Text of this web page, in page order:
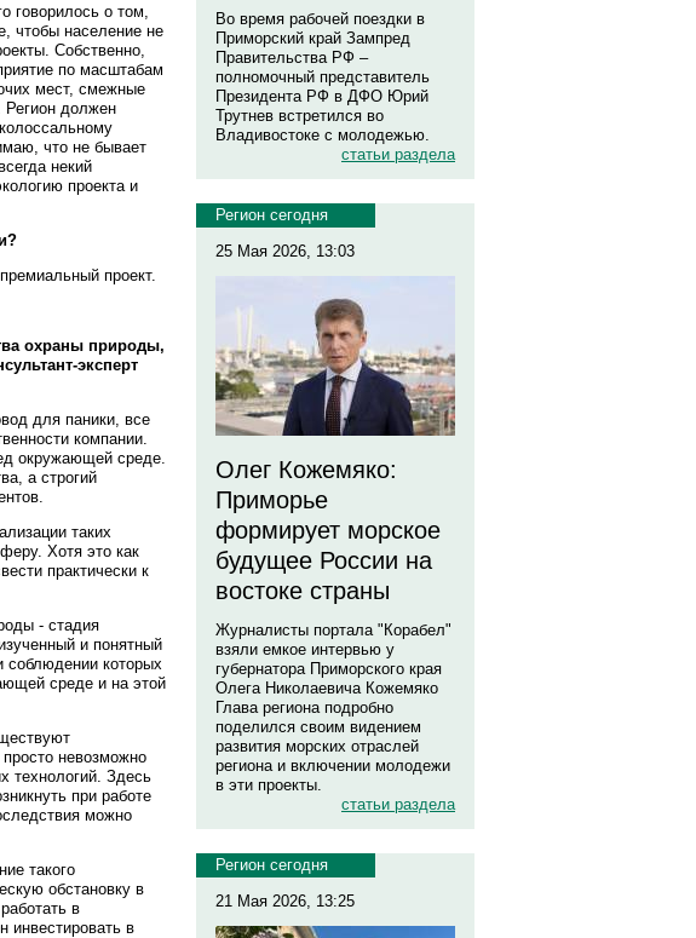
говорилось о том,
чтобы население не
Собственно,
по масштабам
мест, смежные
Регион должен
что не бывает
некий
проекта и
проект.
охраны природы,
эксперт
для паники, все
компании.
окружающей среде.
а строгий
таких
Хотя это как
практически к
- стадия
и понятный
соблюдении которых
среде и на этой
невозможно
технологий. Здесь
при работе
можно
такого
обстановку в
в
инвестировать в
Во время рабочей поездки в
Приморский край Зампред
Правительства РФ –
полномочный представитель
Президента РФ в ДФО Юрий
Трутнев встретился во
Владивостоке с молодежью.
статьи раздела
Регион сегодня
25 Мая 2026, 13:03
Олег Кожемяко:
Приморье
формирует морское
будущее России на
востоке страны
Журналисты портала "Корабел"
взяли емкое интервью у
губернатора Приморского края
Олега Николаевича Кожемяко
Глава региона подробно
поделился своим видением
развития морских отраслей
региона и включении молодежи
в эти проекты.
статьи раздела
Регион сегодня
21 Мая 2026, 13:25